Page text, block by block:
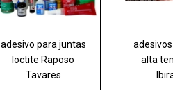
adesivo para juntas
loctite Raposo
Tavares
alta